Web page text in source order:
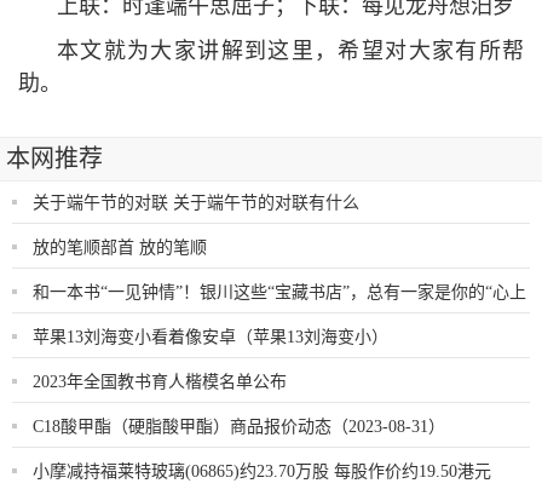
上联：时逢端午思屈子；下联：每见龙舟想汨罗
本文就为大家讲解到这里，希望对大家有所帮
助。
本网推荐
关于端午节的对联 关于端午节的对联有什么
放的笔顺部首 放的笔顺
和一本书“一见钟情”！银川这些“宝藏书店”，总有一家是你的“心上
书店”
苹果13刘海变小看着像安卓（苹果13刘海变小）
2023年全国教书育人楷模名单公布
C18酸甲酯（硬脂酸甲酯）商品报价动态（2023-08-31）
小摩减持福莱特玻璃(06865)约23.70万股 每股作价约19.50港元